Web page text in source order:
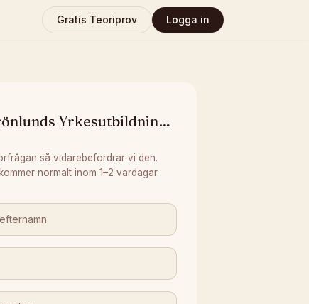
Gratis Teoriprov Logga in
Grönlunds Yrkesutbildningar
så vidarebefordrar vi den.
normalt inom 1–2 vardagar.